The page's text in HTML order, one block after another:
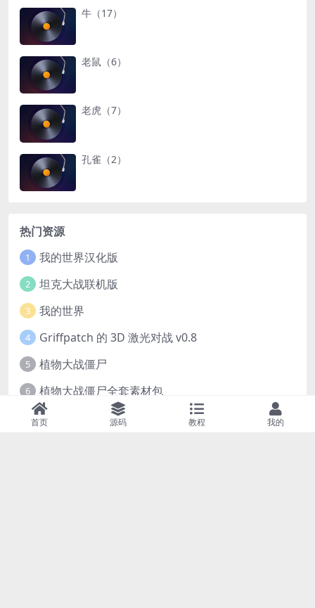
牛（17）
老鼠（6）
老虎（7）
孔雀（2）
热门资源
1 我的世界汉化版
2 坦克大战联机版
3 我的世界
4 Griffpatch 的 3D 激光对战 v0.8
5 植物大战僵尸
6 植物大战僵尸全套素材包
《我的世界》大型多人在线游戏（MMO）v1.7
首页 源码 教程 我的